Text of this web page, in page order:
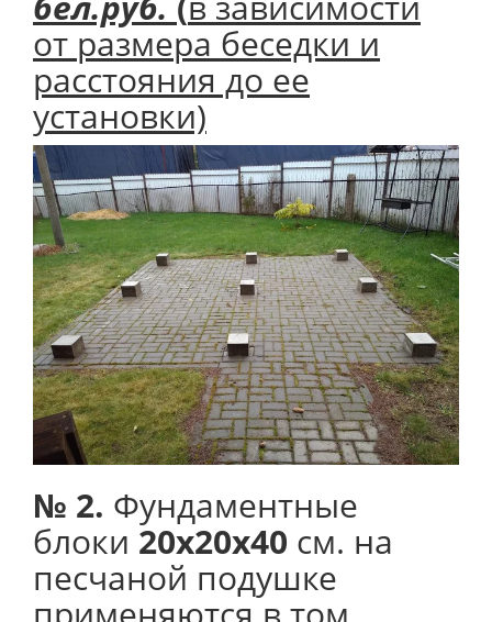
от размера беседки и
расстояния до ее
установки)
№ 2. Фундаментные
блоки 20х20х40 см. на
песчаной подушке